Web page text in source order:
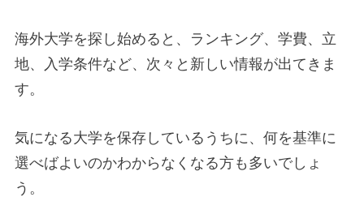
海外大学を探し始めると、ランキング、学費、立
地、入学条件など、次々と新しい情報が出てきま
す。
気になる大学を保存しているうちに、何を基準に
選べばよいのかわからなくなる方も多いでしょ
う。